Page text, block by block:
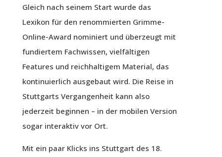
Gleich nach seinem Start wurde das
Lexikon für den renommierten Grimme-
Online-Award nominiert und überzeugt mit
fundiertem Fachwissen, vielfältigen
Features und reichhaltigem Material, das
kontinuierlich ausgebaut wird. Die Reise in
Stuttgarts Vergangenheit kann also
jederzeit beginnen – in der mobilen Version
sogar interaktiv vor Ort.
Mit ein paar Klicks ins Stuttgart des 18.